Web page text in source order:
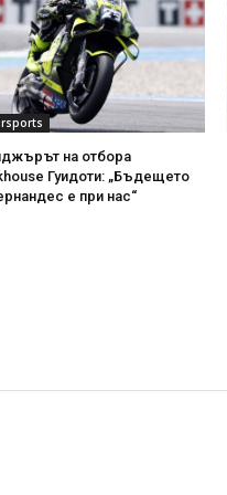
на отбора
Гуидоти: „Бъдещето
е при нас“